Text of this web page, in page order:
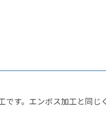
す。エンボス加工と同じ